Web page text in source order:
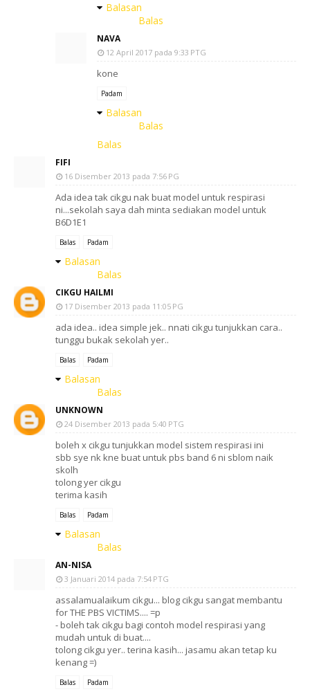
Balasan
Balas
NAVA
12 April 2017 pada 9:33 PTG
kone
Padam
Balasan
Balas
Balas
FIFI
16 Disember 2013 pada 7:56 PG
Ada idea tak cikgu nak buat model untuk respirasi
ni...sekolah saya dah minta sediakan model untuk
B6D1E1
Balas Padam
Balasan
Balas
CIKGU HAILMI
17 Disember 2013 pada 11:05 PG
ada idea.. idea simple jek.. nnati cikgu tunjukkan cara..
tunggu bukak sekolah yer..
Balas Padam
Balasan
Balas
UNKNOWN
24 Disember 2013 pada 5:40 PTG
boleh x cikgu tunjukkan model sistem respirasi ini
sbb sye nk kne buat untuk pbs band 6 ni sblom naik
skolh
tolong yer cikgu
terima kasih
Balas Padam
Balasan
Balas
AN-NISA
3 Januari 2014 pada 7:54 PTG
assalamualaikum cikgu... blog cikgu sangat membantu
for THE PBS VICTIMS.... =p
- boleh tak cikgu bagi contoh model respirasi yang
mudah untuk di buat....
tolong cikgu yer.. terina kasih... jasamu akan tetap ku
kenang =)
Balas Padam